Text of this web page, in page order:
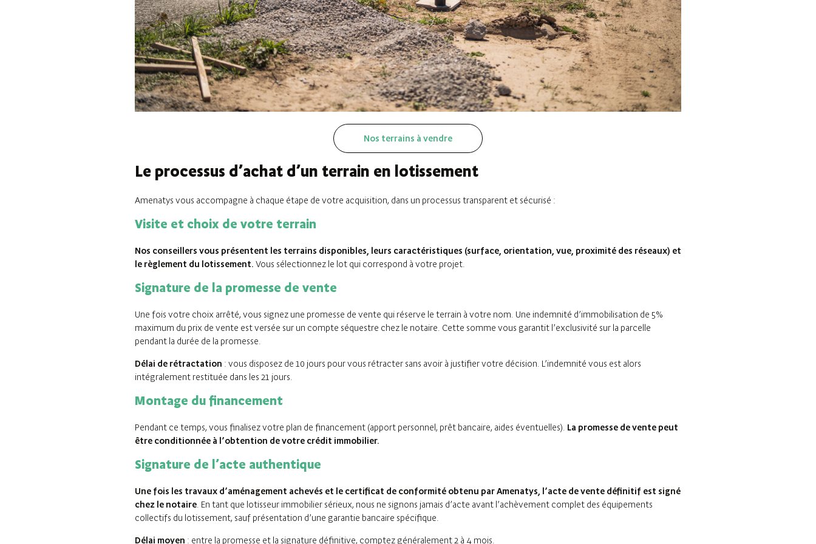
Nos terrains à vendre
Le processus d’achat d’un terrain en lotissement
Amenatys vous accompagne à chaque étape de votre acquisition, dans un processus transparent et sécurisé :
Visite et choix de votre terrain
Nos conseillers vous présentent les terrains disponibles, leurs caractéristiques (surface, orientation, vue, proximité des réseaux) et
le règlement du lotissement. Vous sélectionnez le lot qui correspond à votre projet.
Signature de la promesse de vente
Une fois votre choix arrêté, vous signez une promesse de vente qui réserve le terrain à votre nom. Une indemnité d’immobilisation de 5%
maximum du prix de vente est versée sur un compte séquestre chez le notaire. Cette somme vous garantit l’exclusivité sur la parcelle
pendant la durée de la promesse.
Délai de rétractation : vous disposez de 10 jours pour vous rétracter sans avoir à justifier votre décision. L’indemnité vous est alors
intégralement restituée dans les 21 jours.
Montage du financement
Pendant ce temps, vous finalisez votre plan de financement (apport personnel, prêt bancaire, aides éventuelles). La promesse de vente peut
être conditionnée à l’obtention de votre crédit immobilier.
Signature de l’acte authentique
Une fois les travaux d’aménagement achevés et le certificat de conformité obtenu par Amenatys, l’acte de vente définitif est signé
chez le notaire . En tant que lotisseur immobilier sérieux, nous ne signons jamais d’acte avant l’achèvement complet des équipements
collectifs du lotissement, sauf présentation d’une garantie bancaire spécifique.
Délai moyen : entre la promesse et la signature définitive, comptez généralement 2 à 4 mois.